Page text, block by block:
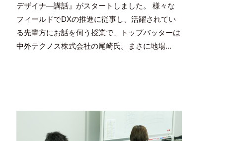
田
豪
デザイナ―講話』がスタートしました。 様々な
フィールドでDXの推進に従事し、活躍されてい
る先輩方にお話を伺う授業で、トップバッターは
中外テクノス株式会社の尾崎氏。まさに地場...